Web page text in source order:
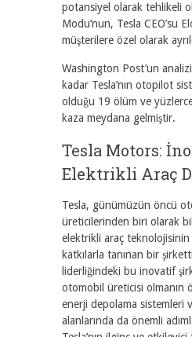
potansiyel olarak tehlikeli
Modu’nun, Tesla CEO’su
müşterilere özel olarak
Washington Post’un
kadar Tesla’nın otopilot
olduğu 19 ölüm ve
kaza meydana gelmiştir.
Tesla Motors:
Elektrikli Araç
Tesla, günümüzün öncü
üreticilerinden biri olarak
elektrikli araç teknolojisinin
katkılarla tanınan bir
liderliğindeki bu inovatif
otomobil üreticisi olmanın
enerji depolama sistemleri
alanlarında da önemli